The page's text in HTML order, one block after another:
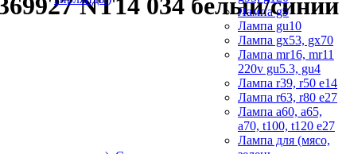
Лампа g9
Лампа gu10
Лампа gx53, gx70
Лампа mr16, mr11
220v gu5.3, gu4
Лампа r39, r50 е14
Лампа r63, r80 е27
Лампа а60, а65,
а70, t100, t120 е27
Лампа для (мясо,
NT14 034 белый/синий